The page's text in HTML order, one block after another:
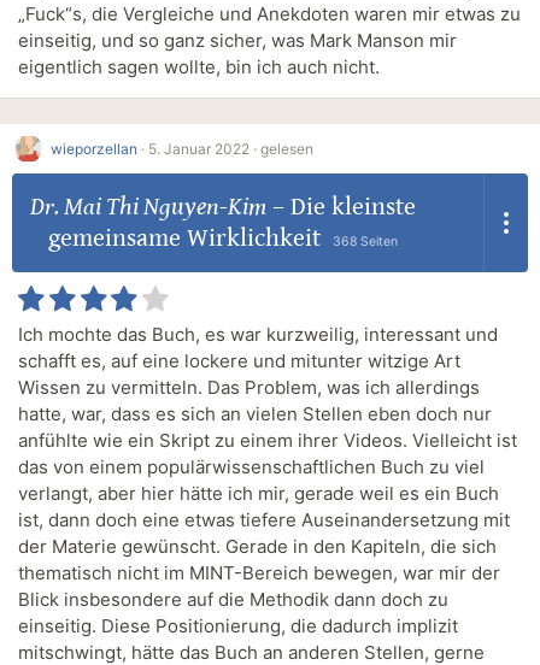
„Fuck“s, die Vergleiche und Anekdoten waren mir etwas zu
einseitig, und so ganz sicher, was Mark Manson mir
eigentlich sagen wollte, bin ich auch nicht.
wieporzellan · 5. Januar 2022 · gelesen
Dr. Mai Thi Nguyen-Kim– Die kleinste
gemeinsame Wirklichkeit
368 Seiten
Ich mochte das Buch, es war kurzweilig, interessant und
schafft es, auf eine lockere und mitunter witzige Art
Wissen zu vermitteln. Das Problem, was ich allerdings
hatte, war, dass es sich an vielen Stellen eben doch nur
anfühlte wie ein Skript zu einem ihrer Videos. Vielleicht ist
das von einem populärwissenschaftlichen Buch zu viel
verlangt, aber hier hätte ich mir, gerade weil es ein Buch
ist, dann doch eine etwas tiefere Auseinandersetzung mit
der Materie gewünscht. Gerade in den Kapiteln, die sich
thematisch nicht im MINT-Bereich bewegen, war mir der
Blick insbesondere auf die Methodik dann doch zu
einseitig. Diese Positionierung, die dadurch implizit
mitschwingt, hätte das Buch an anderen Stellen, gerne